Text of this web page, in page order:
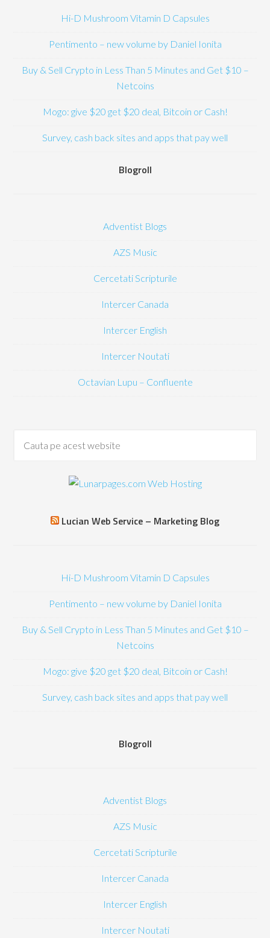
Hi-D Mushroom Vitamin D Capsules
Pentimento – new volume by Daniel Ionita
Buy & Sell Crypto in Less Than 5 Minutes and Get $10 –
Netcoins
Mogo: give $20 get $20 deal, Bitcoin or Cash!
Survey, cash back sites and apps that pay well
Blogroll
Adventist Blogs
AZS Music
Cercetati Scripturile
Intercer Canada
Intercer English
Intercer Noutati
Octavian Lupu – Confluente
Lucian Web Service – Marketing Blog
Hi-D Mushroom Vitamin D Capsules
Pentimento – new volume by Daniel Ionita
Buy & Sell Crypto in Less Than 5 Minutes and Get $10 –
Netcoins
Mogo: give $20 get $20 deal, Bitcoin or Cash!
Survey, cash back sites and apps that pay well
Blogroll
Adventist Blogs
AZS Music
Cercetati Scripturile
Intercer Canada
Intercer English
Intercer Noutati